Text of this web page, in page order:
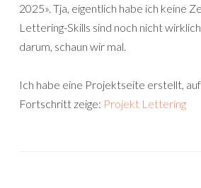
2025». Tja, eigentlich habe ich keine
Lettering-Skills sind noch nicht
darum, schaun wir mal.
Ich habe eine Projektseite erstellt,
Fortschritt zeige: Projekt Lettering